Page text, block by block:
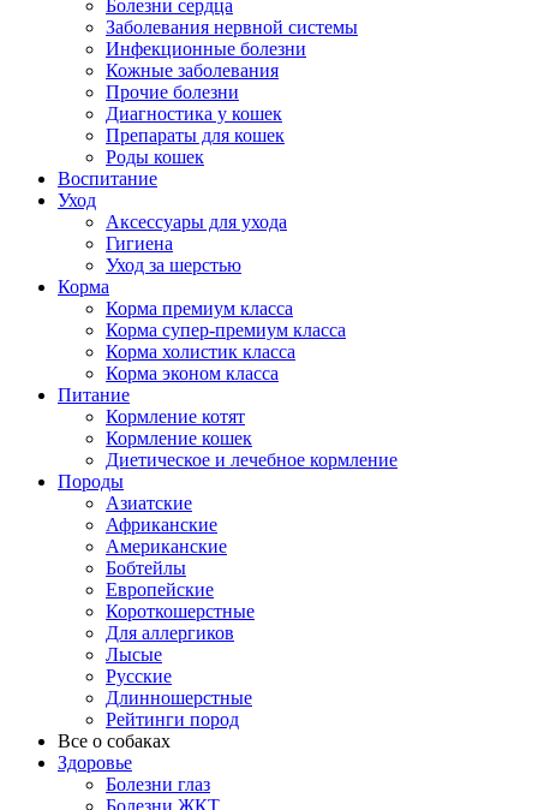
Болезни сердца
Заболевания нервной системы
Инфекционные болезни
Кожные заболевания
Прочие болезни
Диагностика у кошек
Препараты для кошек
Роды кошек
Воспитание
Уход
Аксессуары для ухода
Гигиена
Уход за шерстью
Корма
Корма премиум класса
Корма супер-премиум класса
Корма холистик класса
Корма эконом класса
Питание
Кормление котят
Кормление кошек
Диетическое и лечебное кормление
Породы
Азиатские
Африканские
Американские
Бобтейлы
Европейские
Короткошерстные
Для аллергиков
Лысые
Русские
Длинношерстные
Рейтинги пород
Все о собаках
Здоровье
Болезни глаз
Болезни ЖКТ